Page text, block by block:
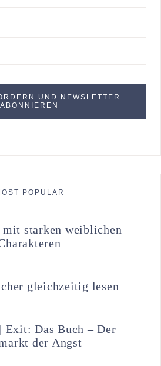
POPULAR
starken weiblichen
gleichzeitig lesen
Exit: Das Buch – Der
der Angst